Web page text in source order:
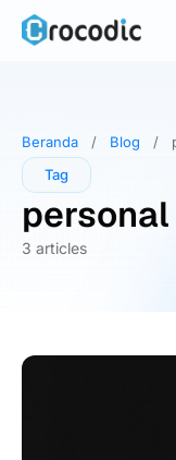
Skip
Beranda / Blog /
Tag
3 articles